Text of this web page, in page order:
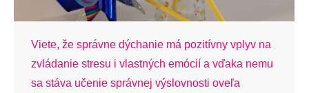
Viete, že správne dýchanie má pozitívny vplyv na
zvládanie stresu i vlastných emócií a vďaka nemu
sa stáva učenie správnej výslovnosti oveľa